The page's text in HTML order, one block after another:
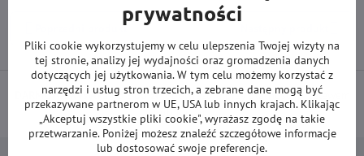
Poprzedni produkt
DARMOWA wysyłka od 500 zł(obowiązuje przy płatności przelewem
lub kartą).
prywatności
Pliki cookie wykorzystujemy w celu ulepszenia Twojej wizyty na
tej stronie, analizy jej wydajności oraz gromadzenia danych
dotyczących jej użytkowania. W tym celu możemy korzystać z
narzędzi i usług stron trzecich, a zebrane dane mogą być
przekazywane partnerom w UE, USA lub innych krajach. Klikając
„Akceptuj wszystkie pliki cookie", wyrażasz zgodę na takie
przetwarzanie. Poniżej możesz znaleźć szczegółowe informacje
lub dostosować swoje preferencje.